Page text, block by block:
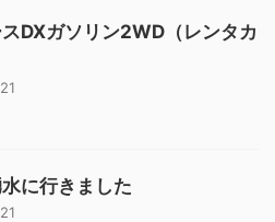
DXガソリン2WD（レンタカ
に行きました